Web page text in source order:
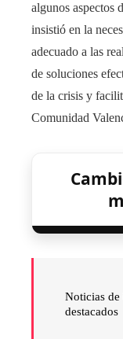
algunos aspectos
insistió en la
adecuado a las
de soluciones
de la crisis y
Comunidad
Noticias de
destacados